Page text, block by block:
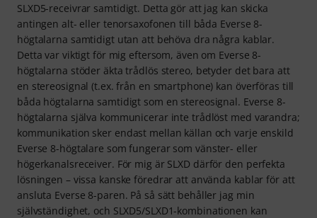
SLXD5-receivrar samtidigt. Detta gör att jag kan skicka
antingen alt- eller tenorsaxofonen till båda Everse 8-
högtalarna samtidigt utan att behöva dra några kablar.
Detta var viktigt för mig eftersom, även om Everse 8-
högtalarna stöder äkta trådlös stereo, betyder det bara att
en stereosignal (t.ex. från en smartphone) kan överföras till
båda högtalarna samtidigt som en stereosignal. Everse 8-
högtalarna själva kommunicerar inte trådlöst med varandra;
kommunikation sker endast mellan källan och varje enskild
Everse 8-högtalare som fungerar som vänster- eller
högerkanalsreceiver. För mig är SLXD därför den perfekta
lösningen – vissa kanske föredrar att använda kablar för att
ansluta Everse 8-paren. På så sätt behåller jag min
självständighet, och SLXD5/SLXD1-kombinationen kan